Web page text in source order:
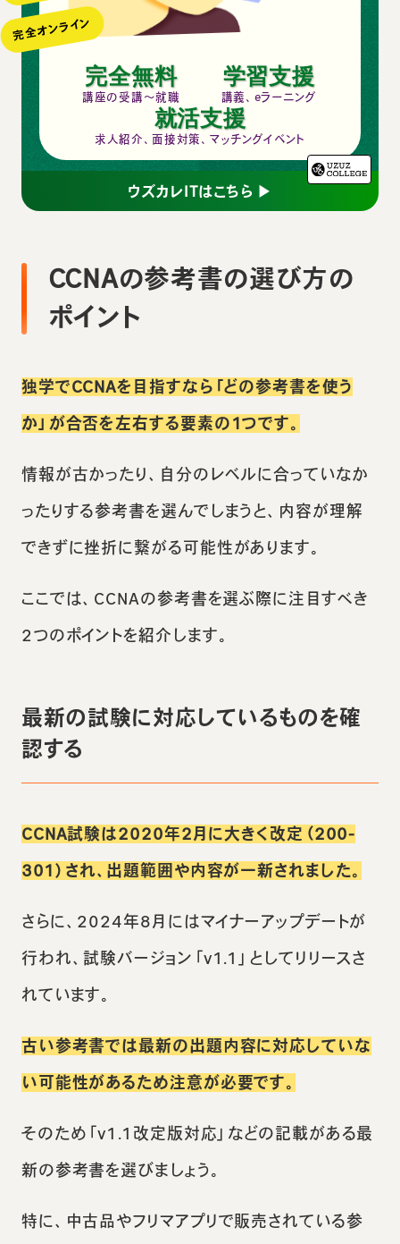
完全無料
講座の受講～就職
学習支援
講義、eラーニング
就活支援
求人紹介、面接対策、マッチングイベント
完全オンライン
ウズカレITはこちら ▶
CCNAの参考書の選び方の
ポイント
独学でCCNAを目指すなら「どの参考書を使う
か」が合否を左右する要素の1つです。
情報が古かったり、自分のレベルに合っていなか
ったりする参考書を選んでしまうと、内容が理解
できずに挫折に繋がる可能性があります。
ここでは、CCNAの参考書を選ぶ際に注目すべき
2つのポイントを紹介します。
最新の試験に対応しているものを確
認する
CCNA試験は2020年2月に大きく改定（200-
301）され、出題範囲や内容が一新されました。
さらに、2024年8月にはマイナーアップデートが
行われ、試験バージョン「v1.1」としてリリースさ
れています。
古い参考書では最新の出題内容に対応していな
い可能性があるため注意が必要です。
そのため「v1.1改定版対応」などの記載がある最
新の参考書を選びましょう。
特に、中古品やフリマアプリで販売されている参